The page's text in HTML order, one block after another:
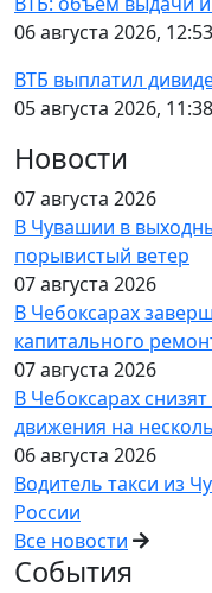
06 августа 2026, 12:53
ВТБ выплатил
05 августа 2026, 11:38
Новости
07 августа 2026
В Чувашии в
порывистый ветер
07 августа 2026
В Чебоксарах
капитального
07 августа 2026
В Чебоксарах
движения на
06 августа 2026
Водитель такси из
России
Все новости
События